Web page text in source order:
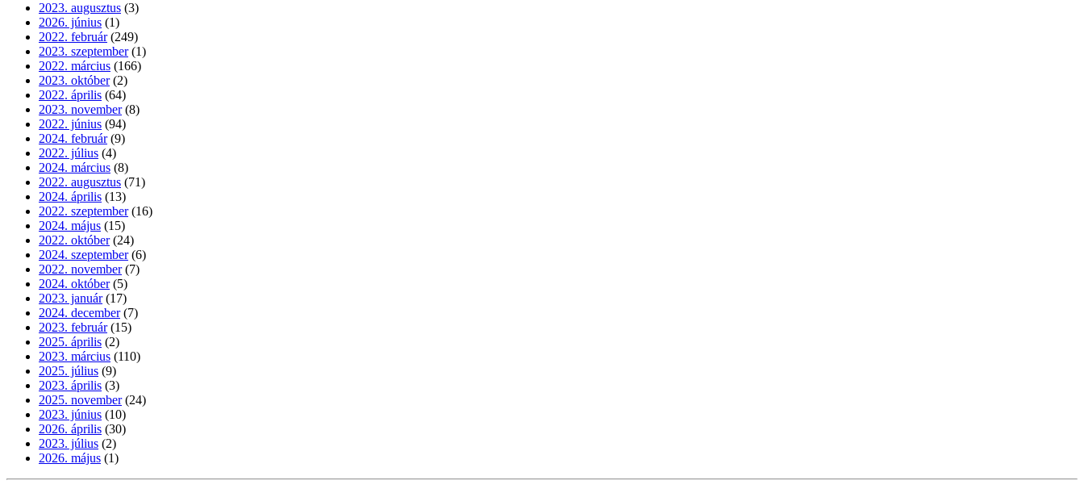
2023. augusztus (3)
2026. június (1)
2022. február (249)
2023. szeptember (1)
2022. március (166)
2023. október (2)
2022. április (64)
2023. november (8)
2022. június (94)
2024. február (9)
2022. július (4)
2024. március (8)
2022. augusztus (71)
2024. április (13)
2022. szeptember (16)
2024. május (15)
2022. október (24)
2024. szeptember (6)
2022. november (7)
2024. október (5)
2023. január (17)
2024. december (7)
2023. február (15)
2025. április (2)
2023. március (110)
2025. július (9)
2023. április (3)
2025. november (24)
2023. június (10)
2026. április (30)
2023. július (2)
2026. május (1)